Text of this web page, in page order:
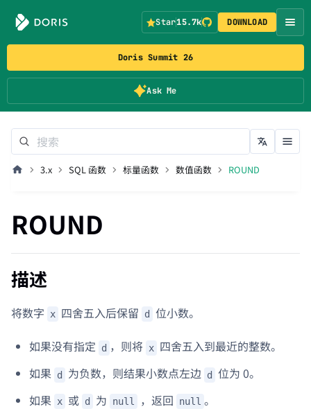
Doris Summit 26
Ask Me
Star15.7k DOWNLOAD
3.x SQL 函数 标量函数 数值函数 ROUND
ROUND
描述
将数字 x 四舍五入后保留 d 位小数。
如果没有指定 d ，则将 x 四舍五入到最近的整数。
如果 d 为负数，则结果小数点左边 d
位为 0。
如果 x 或 d 为 null ，返回 null 。